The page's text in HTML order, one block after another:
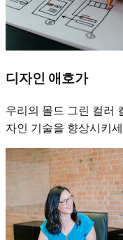
디자인 애호가
우리의 몰드 그린 컬러
자인 기술을 향상시키